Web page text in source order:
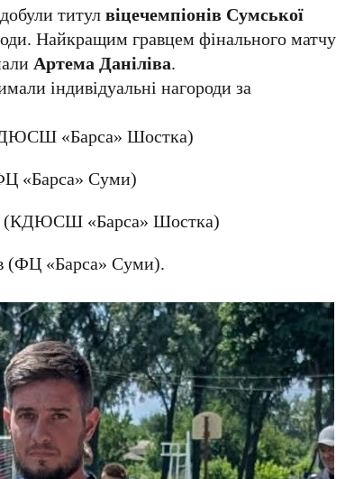
титулвіцечемпіонів Сумської
Найкращим гравцем фінального матчу
Артема Даніліва.
індивідуальні нагороди за
«Барса» Шостка)
«Барса» Суми)
(КДЮСШ «Барса» Шостка)
(ФЦ «Барса» Суми).